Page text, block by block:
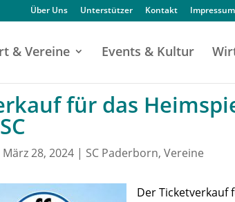
Über Uns Unterstützer Kontakt Impressum
& Vereine Events & Kultur
für das
März 28, 2024| SC Paderborn, Vereine
Der Ticketverkauf